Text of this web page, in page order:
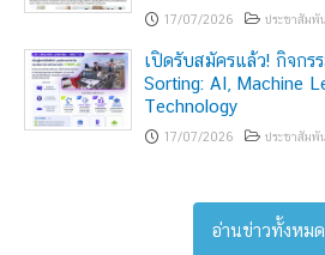
17/07/2026 ประชาสัมพั
เปิดรับสมัครแล้ว! กิจกร
Sorting: AI, Machine
Technology
17/07/2026 ประชาสัมพั
อ่านข่าวทั้งหมด